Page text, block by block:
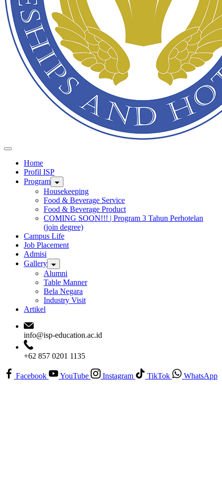
Home
Profil ISP
Program
Housekeeping
Food & Beverage Service
Food & Beverage Product
COMING SOON!!! | Program 3 Tahun Perhotelan
(join degree)
Campus Life
Job Placement
Admisi
Gallery
Alumni
Table Manner
Bela Negara
Industry Visit
Artikel
info@isp-education.ac.id
+62 857 0201 1135
Facebook YouTube Instagram TikTok WhatsApp